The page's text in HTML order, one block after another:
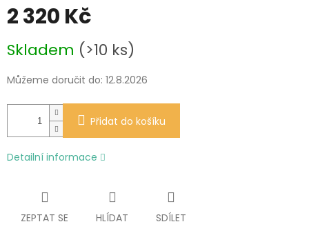
2 320 Kč
cena:
Skladem (>10 ks)
Můžeme doručit do: 12.8.2026
Přidat do košíku
Detailní informace
ZEPTAT SE HLÍDAT SDÍLET